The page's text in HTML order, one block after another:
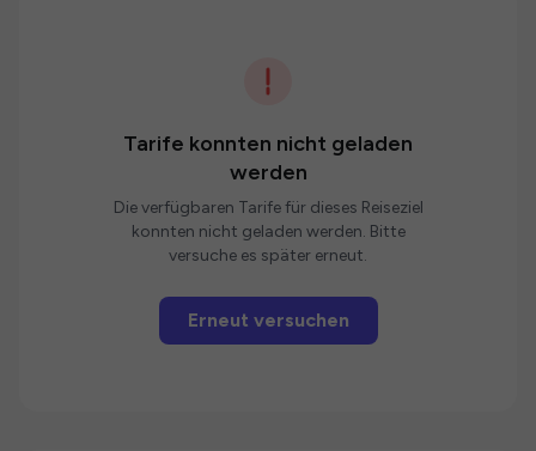
Tarife konnten nicht geladen
werden
Die verfügbaren Tarife für dieses Reiseziel
konnten nicht geladen werden. Bitte
versuche es später erneut.
Erneut versuchen